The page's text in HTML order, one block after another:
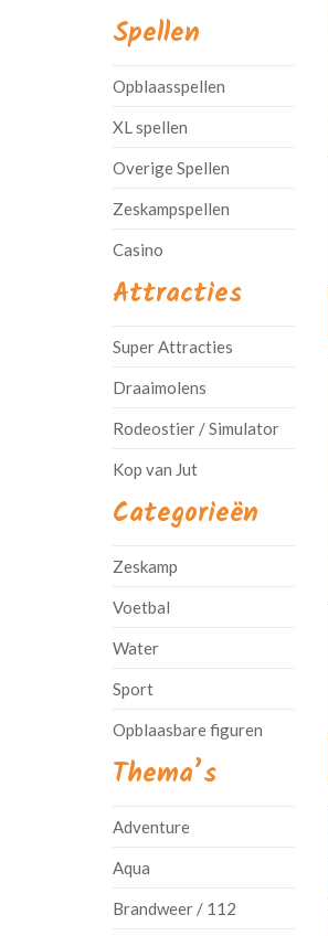
Spellen
Opblaasspellen
XL spellen
Overige Spellen
Zeskampspellen
Casino
Attracties
Super Attracties
Draaimolens
Rodeostier / Simulator
Kop van Jut
Categorieën
Zeskamp
Voetbal
Water
Sport
Opblaasbare figuren
Thema’s
Adventure
Aqua
Brandweer / 112